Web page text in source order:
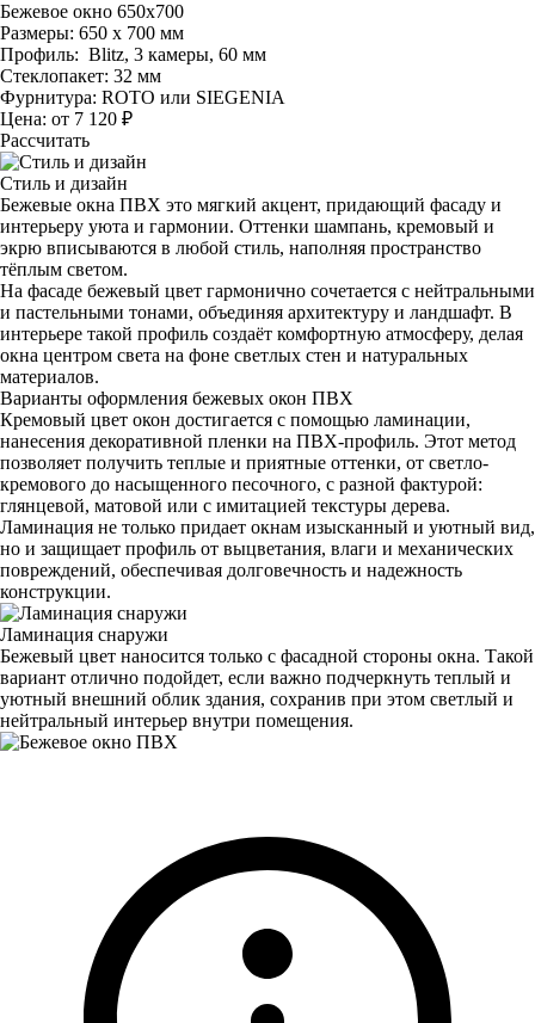
Бежевое окно 650х700
Размеры: 650 х 700 мм
Профиль: Blitz, 3 камеры, 60 мм
Стеклопакет: 32 мм
Фурнитура: ROTO или SIEGENIA
Цена: от 7 120 ₽
Рассчитать
Стиль и дизайн
Бежевые окна ПВХ это мягкий акцент, придающий фасаду и
интерьеру уюта и гармонии. Оттенки шампань, кремовый и
экрю вписываются в любой стиль, наполняя пространство
тёплым светом.
На фасаде бежевый цвет гармонично сочетается с нейтральными
и пастельными тонами, объединяя архитектуру и ландшафт. В
интерьере такой профиль создаёт комфортную атмосферу, делая
окна центром света на фоне светлых стен и натуральных
материалов.
Варианты оформления бежевых окон ПВХ
Кремовый цвет окон достигается с помощью ламинации,
нанесения декоративной пленки на ПВХ-профиль. Этот метод
позволяет получить теплые и приятные оттенки, от светло-
кремового до насыщенного песочного, с разной фактурой:
глянцевой, матовой или с имитацией текстуры дерева.
Ламинация не только придает окнам изысканный и уютный вид,
но и защищает профиль от выцветания, влаги и механических
повреждений, обеспечивая долговечность и надежность
конструкции.
Ламинация снаружи
Бежевый цвет наносится только с фасадной стороны окна. Такой
вариант отлично подойдет, если важно подчеркнуть теплый и
уютный внешний облик здания, сохранив при этом светлый и
нейтральный интерьер внутри помещения.